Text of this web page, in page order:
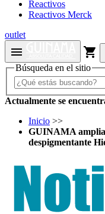
Reactivos
Reactivos Merck
outlet
menu shopping_cart
Búsqueda en el sitio
Actualmente se
Inicio >>
GUINAMA amplia
despigmentante